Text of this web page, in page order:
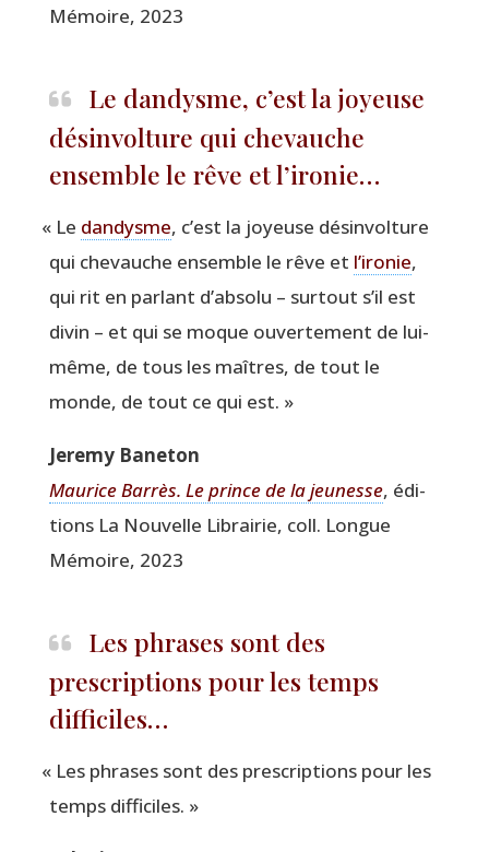
Mémoire, 2023
Le dandysme, c’est la joyeuse
désinvolture qui chevauche
ensemble le rêve et l’ironie…
« Le dan­dysme, c’est la joyeuse désin­vol­ture
qui che­vauche ensemble le rêve et l’ironie,
qui rit en par­lant d’absolu – sur­tout s’il est
divin – et qui se moque ouver­te­ment de lui-
même, de tous les maîtres, de tout le
monde, de tout ce qui est. »
Jere­my Baneton
Mau­rice Bar­rès. Le prince de la jeu­nesse, édi­
tions La Nou­velle Librai­rie, coll. Longue
Mémoire, 2023
Les phrases sont des
prescriptions pour les temps
difficiles…
« Les phrases sont des pres­crip­tions pour les
temps difficiles. »